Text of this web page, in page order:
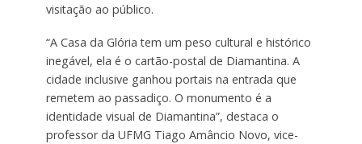
visitação ao público.
“A Casa da Glória tem um peso cultural e histórico
inegável, ela é o cartão-postal de Diamantina. A
cidade inclusive ganhou portais na entrada que
remetem ao passadiço. O monumento é a
identidade visual de Diamantina”, destaca o
professor da UFMG Tiago Amâncio Novo, vice-